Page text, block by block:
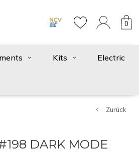
0
Kits Electric
Zurück
DARK MODE